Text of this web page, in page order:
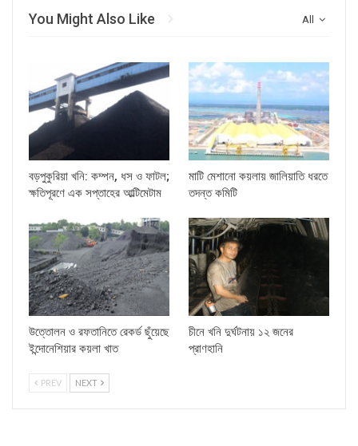
All
You Might Also Like
বড়পুকুরিয়া খনি: কম্পন, ধস ও ফাটল;
ক্ষতিপূরণে এক সপ্তাহের আল্টিমেটাম
মাটি মেশানো কয়লায় জালিয়াতি ধরতে
তদন্ত কমিটি
উত্তোলন ও রফতানিতে রেকর্ড ছুঁয়েছে
ইন্দোনেশিয়ার কয়লা খাত
চীনে খনি দুর্ঘটনায় ১২ জনের
প্রাণহানি
PREV NEXT